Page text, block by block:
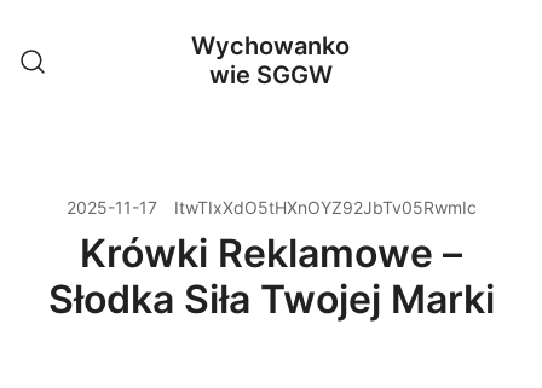
treści
Wychowanko
wie SGGW
2025-11-17 ItwTIxXdO5tHXnOYZ92JbTv05RwmIc
Krówki Reklamowe –
Słodka Siła Twojej Marki